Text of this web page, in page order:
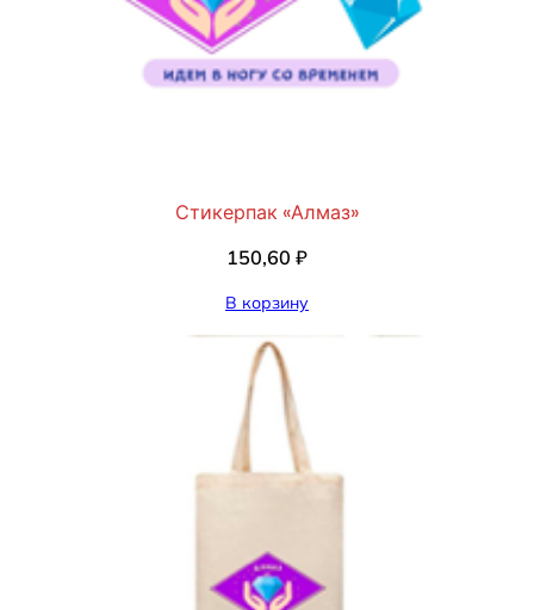
Стикерпак «Алмаз»
150,60 ₽
В корзину